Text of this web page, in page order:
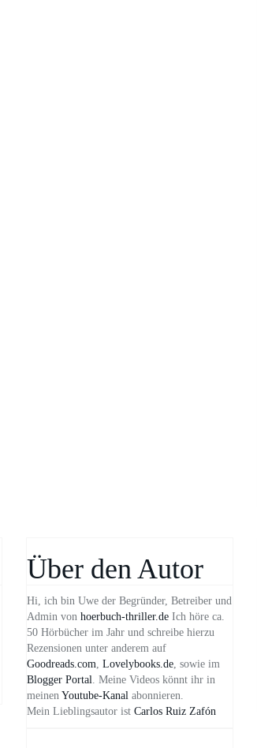
Über den Autor
Hi, ich bin Uwe der Begründer, Betreiber und
Admin von hoerbuch-thriller.de Ich höre ca.
50 Hörbücher im Jahr und schreibe hierzu
Rezensionen unter anderem auf
Goodreads.com, Lovelybooks.de, sowie im
Blogger Portal. Meine Videos könnt ihr in
meinen Youtube-Kanal abonnieren.
Mein Lieblingsautor ist Carlos Ruiz Zafón